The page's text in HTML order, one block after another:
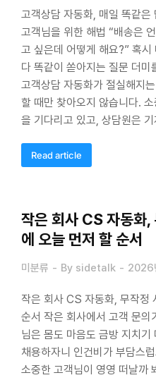
고객상담 자동화, 매일 똑같은
고객님을 위한 해법 “배송은
고 싶은데 어떻게 해요?” 혹
다 똑같이 쏟아지는 질문 더
고객상담 자동화가 절실해지
할 때만 찾아오지 않습니다.
을 기다리고 있고, 상담원은
Read article
작은 회사 CS 자동화,
에 오늘 먼저 할 순서
미분류 By sidetalk 2026
작은 회사 CS 자동화, 무작정
순서 작은 회사에서 고객 문의
님은 몸도 마음도 금방 지치
채용하자니 인건비가 부담스
소중한 고객님이 영영 떠날까